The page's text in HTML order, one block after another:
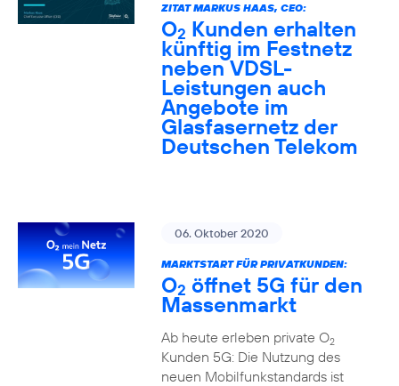
ZITAT MARKUS HAAS, CEO:
O2 Kunden erhalten
künftig im Festnetz
neben VDSL-
Leistungen auch
Angebote im
Glasfasernetz der
Deutschen Telekom
06. Oktober 2020
MARKTSTART FÜR PRIVATKUNDEN:
O2 öffnet 5G für den
Massenmarkt
Ab heute erleben private O2
Kunden 5G: Die Nutzung des
neuen Mobilfunkstandards ist